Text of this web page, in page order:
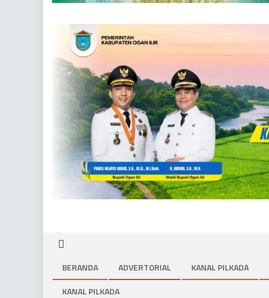
BERANDA ADVERTORIAL KANAL PILKADA
KANAL PILKADA